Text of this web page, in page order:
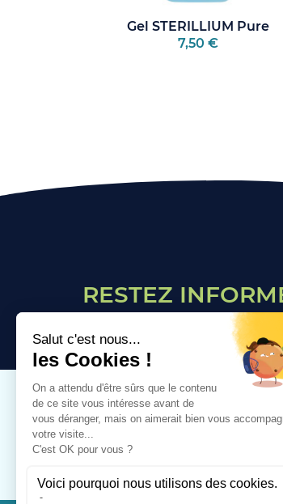
Gel STERILLIUM Pure
7,50 €
RESTEZ
Inscrivez-vous à notre
personnalisées Vous recevrez
PAIEMENT SÉCURISÉ